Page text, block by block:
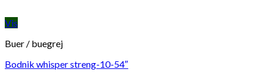
Vis
Buer / buegrej
Bodnik whisper streng-10-54″